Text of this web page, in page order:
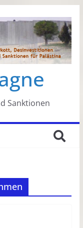
Sanktionen